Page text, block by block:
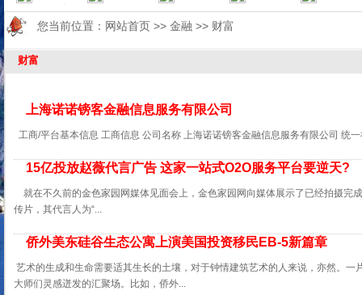
您当前位置： 网站首页 >> 金融 >> 财富
财富
上海诺诺镑客金融信息服务有限公司
工商/平台基本信息 工商信息 公司名称 上海诺诺镑客金融信息服务有限公司 统
15亿投放赵薇代言广告 这家一站式O2O服务平台要逆天?
就在不久前的金色家园网媒体见面会上，金色家园网向媒体展示了已经拍摄完
传片，其代言人为“...
侨外美东硅谷生态公寓上演美国投资移民EB-5新篇章
艺术的生成和生命需要适其生长的土壤，对于钟情建筑艺术的人来说，亦然。一
大师们灵感迸发的汇聚场。比如，侨外...